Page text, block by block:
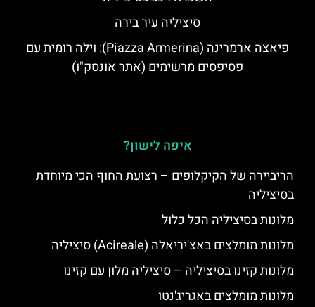
סיציליה עיר בירה
פיאצה ארמרינה (Piazza Armerina): וילה רומית עם
פסיפסים מרשימים (אתר אונסק"ו)
איפה לישון?
הריביירה של הקיקלופים – רצועת החוף הכי מיוחדת
בסיציליה
מלונות בסיציליה הכל כלול
מלונות מומלצים באצ'יריאלה (Acireale) סיציליה
מלונות קזינו בסיציליה – סיציליה מלון עם קזינו
מלונות מומלצים באגריג'נטו